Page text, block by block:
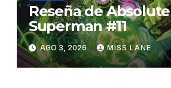
Reseña de Absolute
Superman #11
AGO 3, 2026 MISS LANE